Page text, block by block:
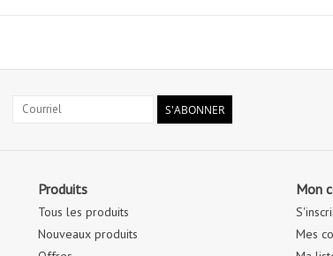
S'ABONNER
Produits
Tous les produits
Nouveaux produits
Mon
Mes